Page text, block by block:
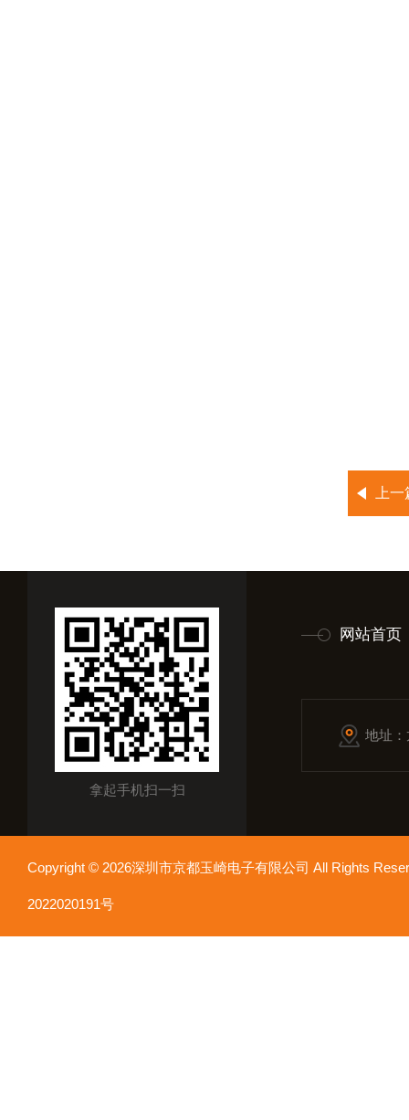
上
拿起手机扫一扫
网站首页
地址
Copyright © 2026深圳市京都玉崎电子有限公司 All Rights
2022020191号